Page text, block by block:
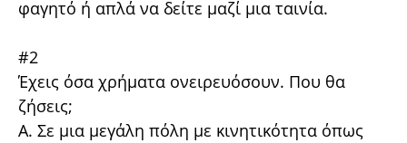
φαγητό ή απλά να δείτε μαζί μια ταινία.
#2
Έχεις όσα χρήματα ονειρευόσουν. Που θα
ζήσεις;
Α. Σε μια μεγάλη πόλη με κινητικότητα όπως